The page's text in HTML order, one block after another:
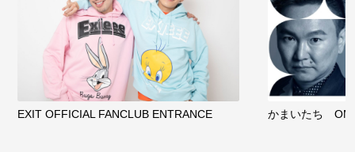
EXIT OFFICIAL FANCLUB ENTRANCE かまいたち